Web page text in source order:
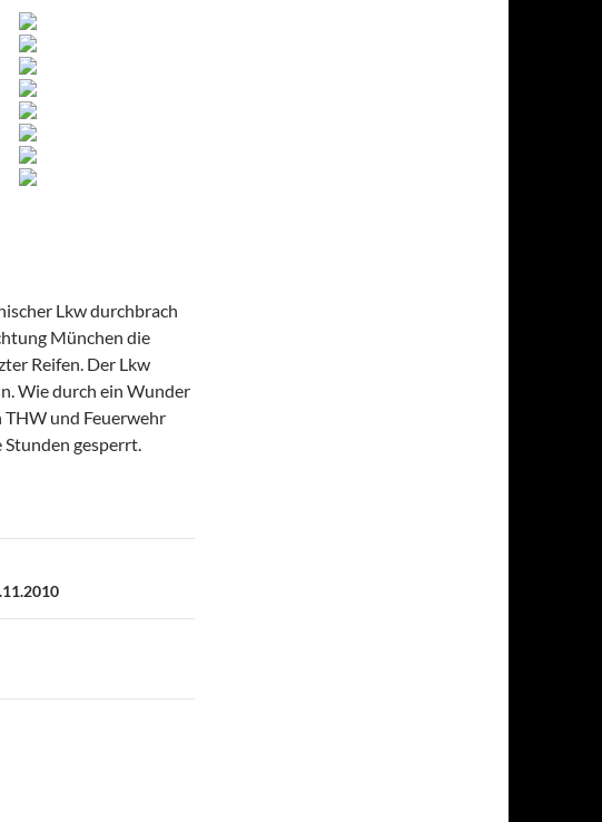
Lkw durchbrach
München die
Reifen. Der Lkw
Wie durch ein Wunder
und Feuerwehr
gesperrt.